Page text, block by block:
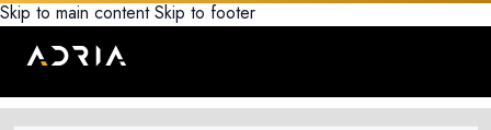
Skip to main content Skip to footer